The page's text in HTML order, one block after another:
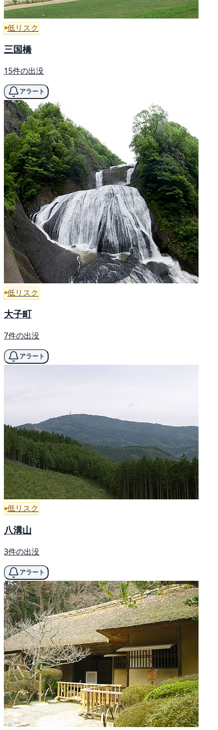
低リスク
三国橋
15件の出没
アラート
低リスク
大子町
7件の出没
アラート
低リスク
八溝山
3件の出没
アラート